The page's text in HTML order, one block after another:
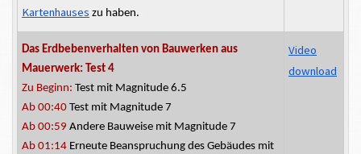
Kartenhauses zu haben.
Das Erdbebenverhalten von Bauwerken aus
Mauerwerk: Test 4
Zu Beginn: Test mit Magnitude 6.5
Ab 00:40 Test mit Magnitude 7
Ab 00:59 Andere Bauweise mit Magnitude 7
Ab 01:14 Erneute Beanspruchung des Gebäudes mit
Video
download